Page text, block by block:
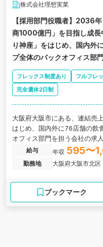
株式会社理想実業
【採用部門役職者】2036
商1000億円」を目指し成長
り神座」をはじめ、国内外
プ全体のバックオフィス部
フレックス制度あり フルフレ
完全週休2日制
大阪府大阪市にある、連結売
はじめ、国内外に76店舗の飲
オフィス部門を担う会社の求人
給与 年収 595〜
勤務地
大阪府大阪市北区
ブックマーク